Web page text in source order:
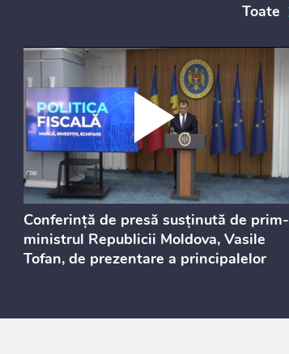
Toate
Conferință de presă susținută de prim-
ministrul Republicii Moldova, Vasile
Tofan, de prezentare a principalelor
consultărilor publice